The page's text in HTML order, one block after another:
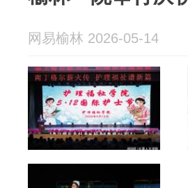
网易榆林 2026-05-14